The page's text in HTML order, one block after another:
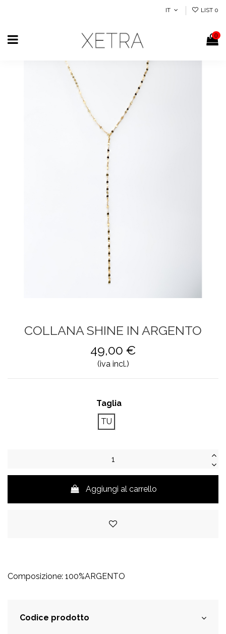
IT LIST 0
0
COLLANA SHINE IN ARGENTO
49,00 €
(iva incl.)
Taglia
TU
Aggiungi al carrello
Composizione: 100%ARGENTO
Codice prodotto